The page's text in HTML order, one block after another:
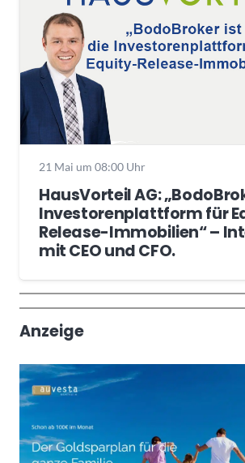
21 Mai um 08:00 Uhr
HausVorteil AG:
Investorenplattform für
Release-Immobilien“ –
mit CEO und CFO.
Wochenrückblick
Trendthemen
Anzeige